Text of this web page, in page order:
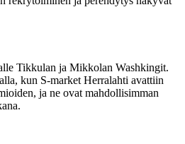
Tikkulan ja Mikkolan Washkingit.
kun S-market Herralahti avattiin
ja ne ovat mahdollisimman